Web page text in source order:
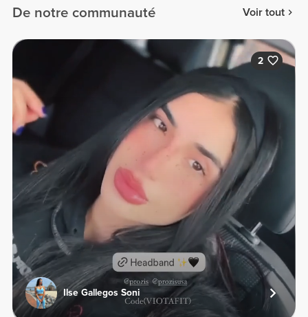
De notre communauté Voir tout
2
Ilse Gallegos Soni